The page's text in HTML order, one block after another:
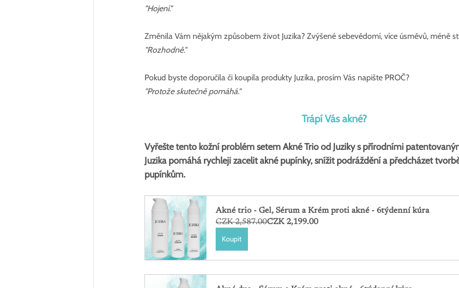
"Hojení."
Změnila Vám nějakým způsobem život Juzika? Zvýšené sebevědomí, více úsměvů, méně
"Rozhodně."
Pokud byste doporučila či koupila produkty Juzika, prosím Vás napište PROČ?
"Protože skutečně pomáhá."
Trápí Vás akné?
Vyřešte tento kožní problém setem Akné Trio od Juziky s přírodními
Juzika pomáhá rychleji zacelit akné pupínky, snížit podráždění a předcházet
pupínkům.
Akné trio - Gel, Sérum a Krém proti akné - 6týdenní kúra
CZK 2,587.00CZK 2,199.00
Koupit